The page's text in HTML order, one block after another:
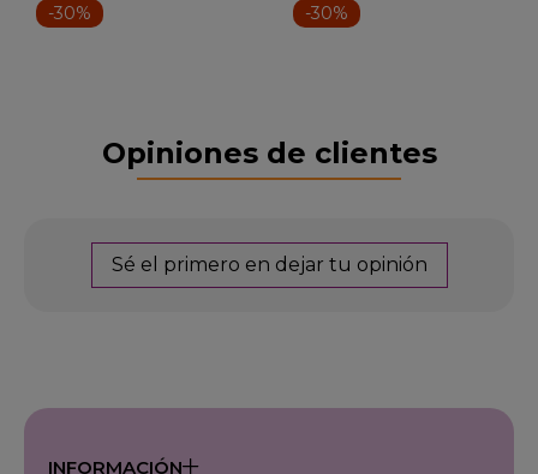
-30% -30%
Opiniones de clientes
Sé el primero en dejar tu opinión
INFORMACIÓN